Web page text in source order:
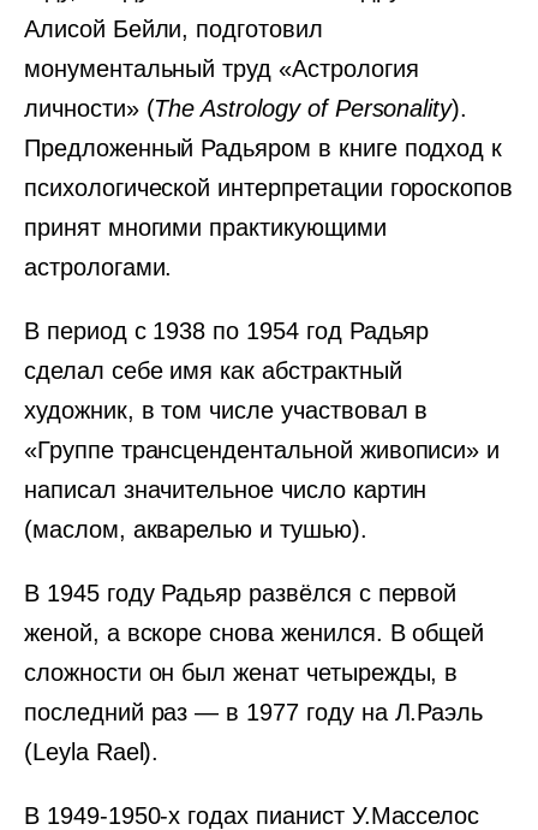
Алисой Бейли, подготовил
монументальный труд «Астрология
личности» (The Astrology of Personality).
Предложенный Радьяром в книге подход к
психологической интерпретации гороскопов
принят многими практикующими
астрологами.
В период с 1938 по 1954 год Радьяр
сделал себе имя как абстрактный
художник, в том числе участвовал в
«Группе трансцендентальной живописи» и
написал значительное число картин
(маслом, акварелью и тушью).
В 1945 году Радьяр развёлся с первой
женой, а вскоре снова женился. В общей
сложности он был женат четырежды, в
последний раз — в 1977 году на Л.Раэль
(Leyla Rael).
В 1949-1950-х годах пианист У.Масселос